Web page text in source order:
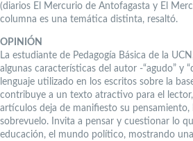
(diarios El Mercurio de Antofagasta y El
columna es una temática distinta, resaltó.
OPINIÓN
La estudiante de Pedagogía Básica de la
algunas características del autor -“agudo” y
lenguaje utilizado en los escritos sobre la
contribuye a un texto atractivo para el
artículos deja de manifiesto su
sobrevuelo. Invita a pensar y cuestionar lo
educación, el mundo político, mostrando